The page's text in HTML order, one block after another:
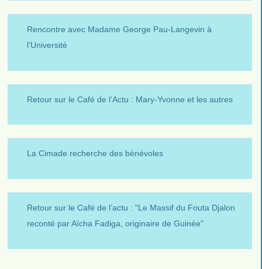
Rencontre avec Madame George Pau-Langevin à
l’Université
Retour sur le Café de l’Actu : Mary-Yvonne et les autres
La Cimade recherche des bénévoles
Retour sur le Café de l’actu : "Le Massif du Fouta Djalon
reconté par Aïcha Fadiga, originaire de Guinée"